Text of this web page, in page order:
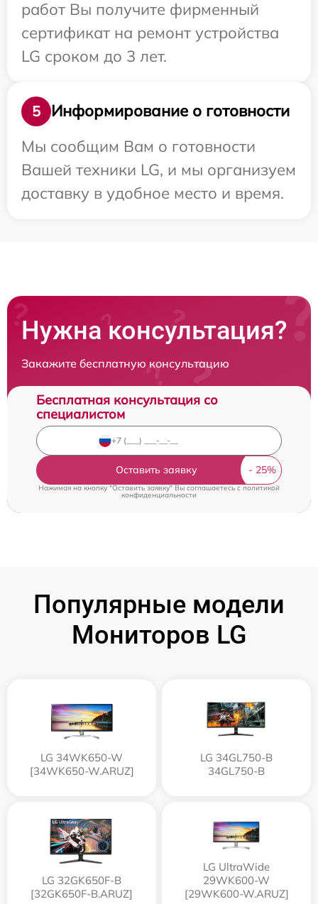
работ Вы получите фирменный
сертификат на ремонт устройства
LG сроком до 3 лет.
5
Информирование о готовности
Мы сообщим Вам о готовности
Вашей техники LG, и мы организуем
доставку в удобное место и время.
Нужна консультация?
Закажите бесплатную консультацию
Бесплатная консультация со
специалистом
Оставить заявку
Нажимая на кнопку "Оставить заявку" Вы соглашаетесь cполитикой
конфиденциальности
Популярные модели
Мониторов LG
LG 34WK650-W
[34WK650-W.ARUZ]
LG 34GL750-B
34GL750-B
LG 32GK650F-B
[32GK650F-B.ARUZ]
LG UltraWide
29WK600-W
[29WK600-W.ARUZ]